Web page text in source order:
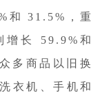
和 31.5%，重
增长 59.9%和
多商品以旧换
衣机、手机和